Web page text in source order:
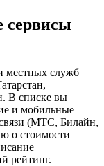
сервисы
местных служб
В списке вы
и мобильные
связи (МТС, Билайн,
о стоимости
рейтинг.